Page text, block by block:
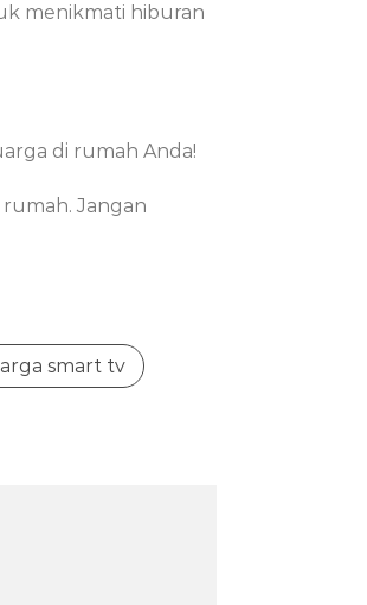
menikmati hiburan
di rumah Anda!
Jangan
smart tv